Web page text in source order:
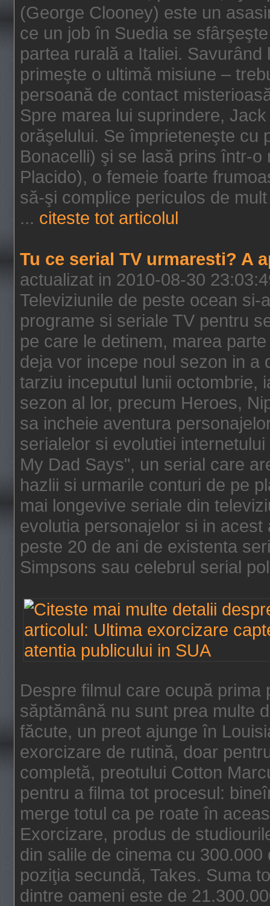
(George Clooney) este un
ce un job în Suedia se
partea rurală a Italiei.
primeşte o ultimă misiune –
persoană de contact
Spre marea lui suprindere,
orăşelului. Se împrieteneşte cu
Bonacelli) şi se lasă prins într-
Placido), o femeie foarte
să-şi complice periculos de
... citeste tot articolul
Tu ce serial TV urmaresti? A
actualizat in 2010-08-30
Televiziunile de peste ocean si-
programe si seriale TV pentru
pe care le detinem, marea
deja vor incepe noul sezon in a
tarziu inceputul lunii octombrie,
sezon al lor, precum Heroes,
sa incheie aventura
serialelor si evolutiei
My Dad Says", un serial care
hazlii si urmarile conturi de pe
mai longevive seriale din
evolutia personajelor si in
peste 20 de ani de existenta
Simpsons sau celebrul serial
Despre filmul care ocupă
săptămână nu sunt prea multe
făcute, un preot ajunge în
exorcizare de rutină, doar
completă, preotului Cotton
pentru a filma tot procesul:
merge totul ca pe roate în
Exorcizare, produs de
din salile de cinema cu
poziţia secundă, Takes. Suma
dintre oameni este de